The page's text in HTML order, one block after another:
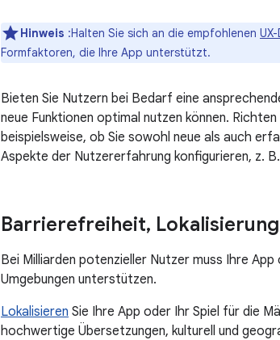
Hinweis :Halten Sie sich an die empfohlenen
Formfaktoren, die Ihre App unterstützt.
Bieten Sie Nutzern bei Bedarf eine
neue Funktionen optimal nutzen können.
beispielsweise, ob Sie sowohl neue als auch
Aspekte der Nutzererfahrung konfigurieren, z. B.
Barrierefreiheit,
Bei Milliarden potenzieller Nutzer muss Ihre
Umgebungen unterstützen.
Lokalisieren Sie Ihre App oder Ihr Spiel für die
hochwertige Übersetzungen, kulturell und